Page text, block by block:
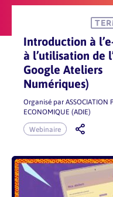
Introduction à
à l’utilisation de
Google Ateliers
Numériques)
Organisé parASSOCIATION
ECONOMIQUE (ADIE)
Webinaire